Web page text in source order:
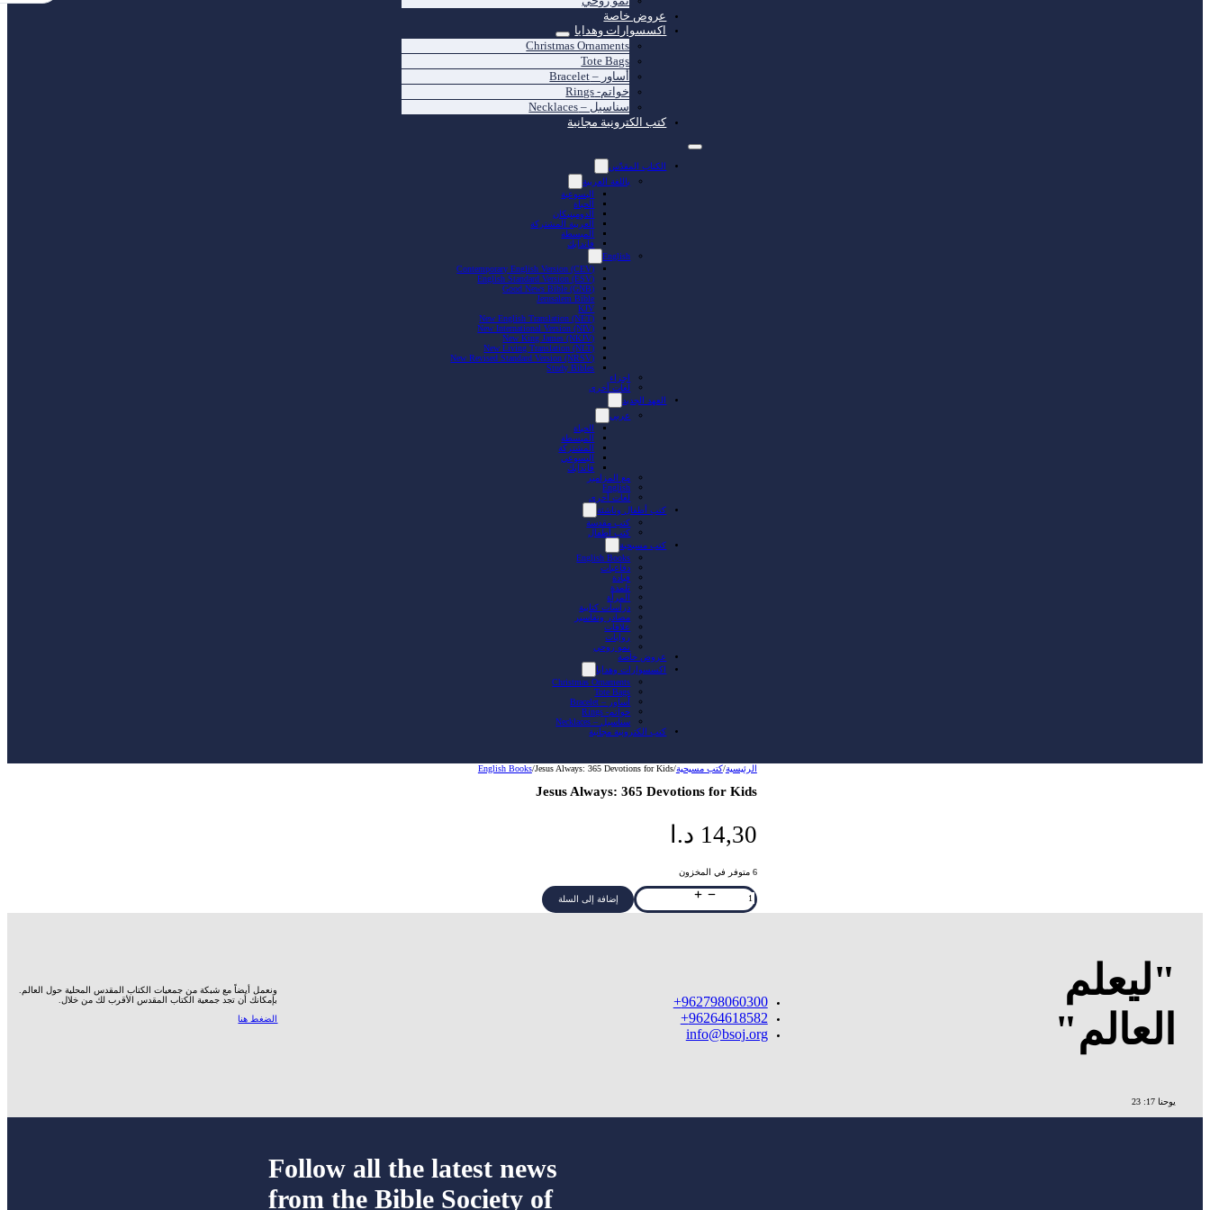
عروض خاصة
اكسسوارات وهدايا
Christmas Ornaments
Tote Bags
أساور – Bracelet
خواتم- Rings
سناسيل – Necklaces
كتب الكترونية مجانية
الكتاب المقدّس
باللغة العربية
اليسوعية
الحياة
الدومينيكان
العربية المشتركة
المبسطة
فاندايك
English
Contemporary English Version (CEV)
English Standard Version (ESV)
Good News Bible (GNB)
Jerusalem Bible
KJV
New English Translation (NET)
New International Version (NIV)
New King James (NKJV)
New Living Translation (NLT)
New Revised Standard Version (NRSV)
Study Bibles
اجزاء
لغات أخرى
العهد الجديد
عربي
الحياة
المبسطة
المشتركة
اليسوعي
فاندايك
مع المزامير
English
لغات أخرى
كتب أطفال وناشئة
كتب مقدسة
كتب أطفال
كتب مسيحية
English Books
دفاعيات
قيادة
تلمذة
المرأة
دراسات كتابية
مصادر وتفاسير
علاقات
روايات
نمو روحي
عروض خاصة
اكسسوارات وهدايا
Christmas Ornaments
Tote Bags
أساور – Bracelet
خواتم- Rings
سناسيل – Necklaces
كتب الكترونية مجانية
الرئيسية/كتب مسيحية/
English Books/Jesus Always: 365 Devotions for Kids
Jesus Always: 365 Devotions for Kids
14,30 د.ا
6 متوفر في المخزون
كمية
Jesus
Always:
إضافة إلى السلة
"ليعلم
العالم"
يوحنا 17: 23
962798060300+
96264618582+
info@bsoj.org
ونعمل أيضاً مع شبكة من جمعيات الكتاب المقدس المحلية حول العالم.
بإمكانك أن تجد جمعية الكتاب المقدس الأقرب لك من خلال.
الضغط هنا
Follow all the latest news
from the Bible Society of